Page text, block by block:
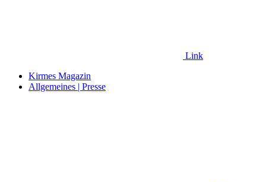
Link
Kirmes Magazin
Allgemeines | Presse